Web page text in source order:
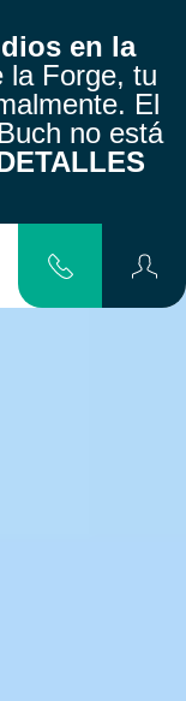
en la
la Forge, tu
El
no está